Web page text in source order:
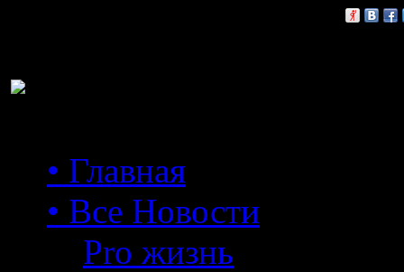
• Главная
• Все Новости
Pro жизнь